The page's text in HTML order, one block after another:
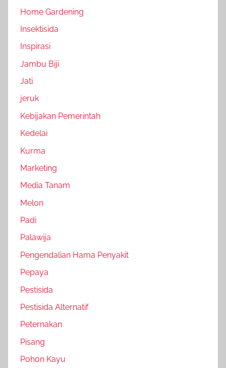
Home Gardening
Insektisida
Inspirasi
Jambu Biji
Jati
jeruk
Kebijakan Pemerintah
Kedelai
Kurma
Marketing
Media Tanam
Melon
Padi
Palawija
Pengendalian Hama Penyakit
Pepaya
Pestisida
Pestisida Alternatif
Peternakan
Pisang
Pohon Kayu